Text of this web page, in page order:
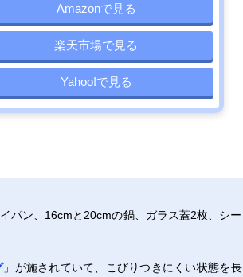
Amazonで見る
楽天市場で見る
Yahoo!で見る
パン、16cmと20cmの鍋、ガラス蓋2枚、シー
」が施されていて、こびりつきにくい状態を長